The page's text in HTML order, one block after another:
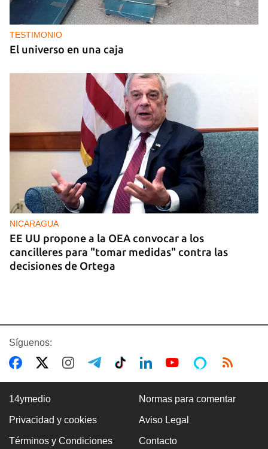
TESTIMONIO
El universo en una caja
NICARAGUA
EE UU propone a la OEA convocar a los
cancilleres para "tomar medidas" contra las
decisiones de Ortega
VENEZUELA
Síguenos:
14ymedio Normas para comentar
Privacidad y cookies Aviso Legal
Términos y Condiciones Contacto